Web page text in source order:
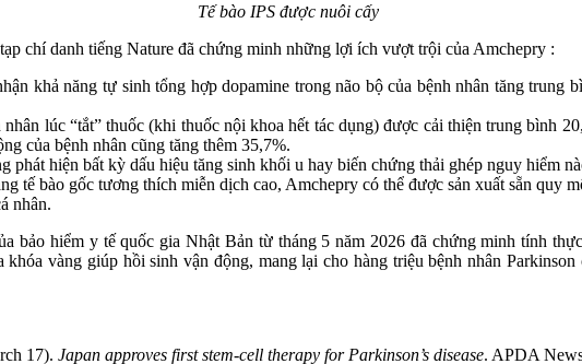
Tế bào IPS được nuôi cấy
chí danh tiếng Nature đã chứng minh những lợi ích vượt trội của Amchepry :
khả năng tự sinh tổng hợp dopamine trong não bộ của bệnh nhân tăng trung
lúc “tắt” thuốc (khi thuốc nội khoa hết tác dụng) được cải thiện trung bình
của bệnh nhân cũng tăng thêm 35,7%.
phát hiện bất kỳ dấu hiệu tăng sinh khối u hay biến chứng thải ghép nguy hiểm
tế bào gốc tương thích miễn dịch cao, Amchepry có thể được sản xuất sẵn quy
nhân.
bảo hiểm y tế quốc gia Nhật Bản từ tháng 5 năm 2026 đã chứng minh tính
vàng giúp hồi sinh vận động, mang lại cho hàng triệu bệnh nhân
17). Japan approves first stem-cell therapy for Parkinson’s disease. APDA